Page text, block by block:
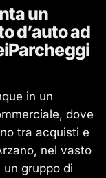
un
d’auto ad
in un
dove
tra acquisti e
nel vasto
gruppo di